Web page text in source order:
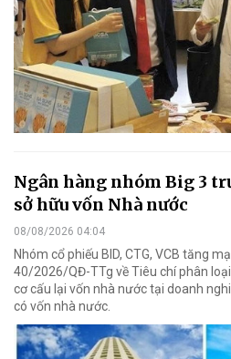
Ngân hàng nhóm Big 3
sở hữu vốn Nhà nước
08/08/2026 04:04
Nhóm cổ phiếu BID, CTG, VCB tăng
40/2026/QĐ-TTg về Tiêu chí phân
cơ cấu lại vốn nhà nước tại doanh
có vốn nhà nước.